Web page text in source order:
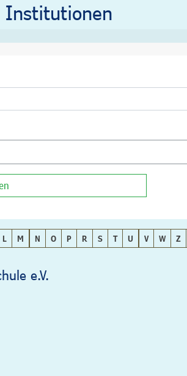
Institutionen
L M N O P R S T U V W Z
e.V.